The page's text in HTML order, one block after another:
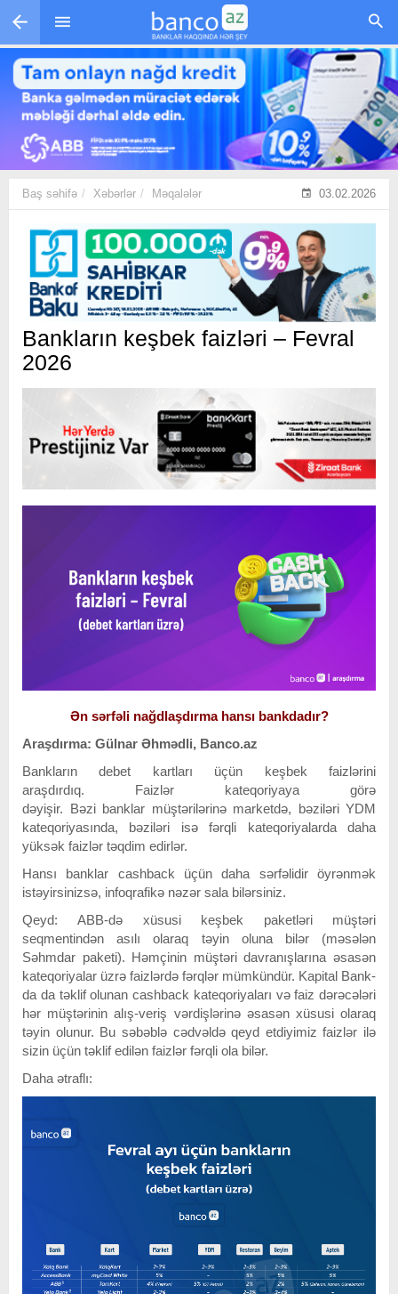
Skip to main content
Baş səhifə Xəbərlər Məqalələr 03.02.2026
Bankların keşbek faizləri – Fevral
2026
Ən sərfəli nağdlaşdırma hansı bankdadır?
Araşdırma: Gülnar Əhmədli, Banco.az
Bankların debet kartları üçün keşbek faizlərini
araşdırdıq. Faizlər kateqoriyaya görə
dəyişir. Bəzi banklar müştərilərinəmarketdə, bəziləri YDM
kateqoriyasında, bəziləri isə fərqli kateqoriyalarda daha
yüksək faizlər təqdim edirlər.
Hansı banklar cashback üçün daha sərfəlidir öyrənmək
istəyirsinizsə, infoqrafikə nəzər sala bilərsiniz.
Qeyd:ABB-də xüsusi keşbek paketləri müştəri
seqmentindən asılı olaraq təyin oluna bilər (məsələn
Səhmdar paketi). Həmçinin müştəri davranışlarına əsasən
kateqoriyalar üzrə faizlərdə fərqlər mümkündür. Kapital Bank-
da da təklif olunan cashback kateqoriyaları və faiz dərəcələri
hər müştərinin alış-veriş vərdişlərinə əsasən xüsusi olaraq
təyin olunur. Bu səbəblə cədvəldə qeyd etdiyimiz faizlər ilə
sizin üçün təklif edilən faizlər fərqli ola bilər.
Daha ətraflı: